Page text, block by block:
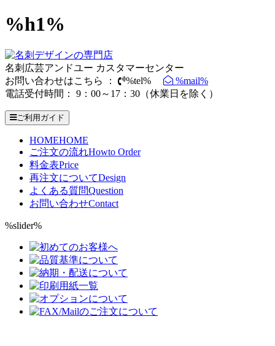
%h1%
名刺広芸アンドユー カスタマーセンター
お問い合わせはこちら ：
%tel%
%mail%
電話受付時間： 9：00～17：30（休業日を除く）
ご利用ガイド
HOMEHOME
ご注文の流れHowto Order
料金表Price
再注文についてDesign
よくある質問Question
お問い合わせContact
%slider%